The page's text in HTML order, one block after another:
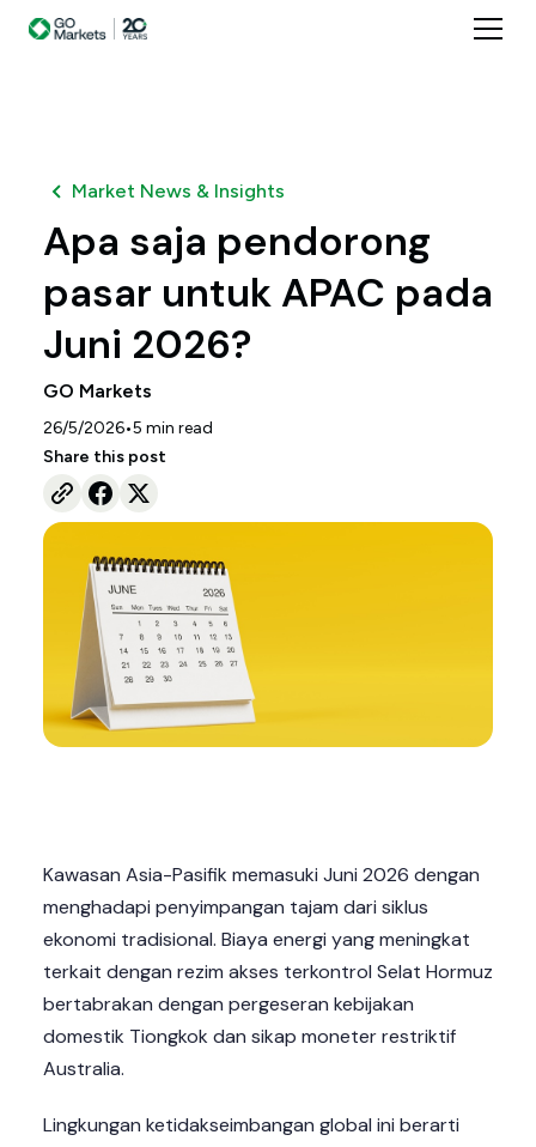
Market News & Insights
Apa saja pendorong
pasar untuk APAC pada
Juni 2026?
GO Markets
26/5/2026•5 min read
Share this post
Kawasan Asia-Pasifik memasuki Juni 2026 dengan
menghadapi penyimpangan tajam dari siklus
ekonomi tradisional. Biaya energi yang meningkat
terkait dengan rezim akses terkontrol Selat Hormuz
bertabrakan dengan pergeseran kebijakan
domestik Tiongkok dan sikap moneter restriktif
Australia.
Lingkungan ketidakseimbangan global ini berarti